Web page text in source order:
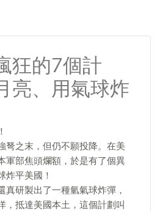
狂的7個計
亮、用氣球炸
弩之末，但仍不願投降。在美
軍部焦頭爛額，於是有了個異
炸平美國！
真研製出了一種氫氣球炸彈，
，抵達美國本土，這個計劃叫